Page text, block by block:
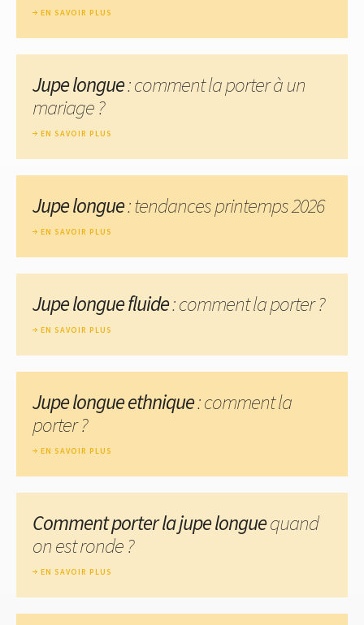
EN SAVOIR PLUS
Jupe longue: comment la porter à un
mariage ?
EN SAVOIR PLUS
Jupe longue: tendances printemps 2026
EN SAVOIR PLUS
Jupe longue fluide: comment la porter ?
EN SAVOIR PLUS
Jupe longue ethnique: comment la
porter ?
EN SAVOIR PLUS
Comment porter la jupe longuequand
on est ronde ?
EN SAVOIR PLUS